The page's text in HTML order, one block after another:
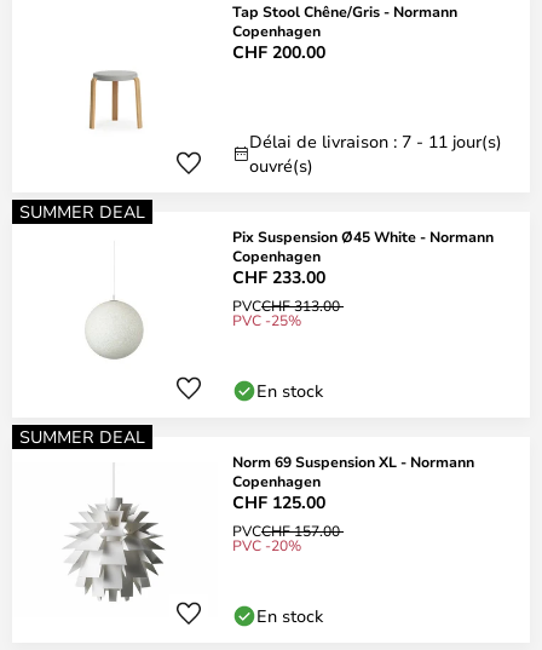
Tap Stool Chêne/Gris - Normann
Copenhagen
CHF 200.00
Délai de livraison : 7 - 11 jour(s)
ouvré(s)
SUMMER DEAL
Pix Suspension Ø45 White - Normann
Copenhagen
CHF 233.00
PVCCHF 313.00
PVC -25%
En stock
SUMMER DEAL
Norm 69 Suspension XL - Normann
Copenhagen
CHF 125.00
PVCCHF 157.00
PVC -20%
En stock